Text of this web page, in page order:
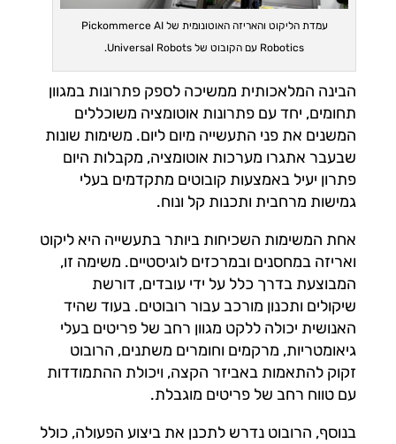
עמדת הליקוט והאריזה האוטונומית של Pickommerce AI
Robotics עם הקובוט של Universal Robots.
הבינה המלאכותית ממשיכה לספק פתרונות במגוון
תחומים, יחד עם פתרונות אוטומציה משוכללים
המשנים את פני התעשייה מיום ליום. משימות שונות
שבעבר אתגרו מערכות אוטומציה, מקבלות היום
פתרון יעיל באמצעות קובוטים מתקדמים בעלי
גמישות מרחבית ותכנות קל ונוח.
אחת המשימות השכיחות ביותר בתעשייה היא ליקוט
ואריזה במחסנים ובמרכזים לוגיסטיים. משימה זו,
המבוצעת בדרך כלל על ידי עובדים, דורשת
שיקולים ותכנון מורכב עבור רובוטים. בעוד שהיד
האנושית יכולה ללקט מגוון רחב של פריטים בעלי
גיאומטריות, מרקמים וחומרים משתנים, הרובוט
זקוק להתאמות באביזר הקצה, ויכולת ההתמודדות
עם טווח רחב של פריטים מוגבלת.
בנוסף, הרובוט נדרש לתכנן את ביצוע הפעולה, כולל